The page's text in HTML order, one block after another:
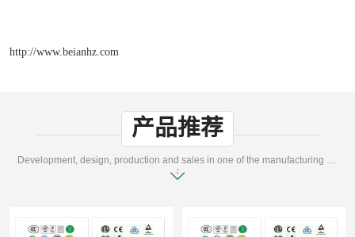
http://www.beianhz.com
产品推荐
Development, design, production and sales in one of the manufacturing enterprises